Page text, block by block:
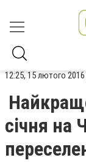
12:25, 15 лютого 2016
січня на